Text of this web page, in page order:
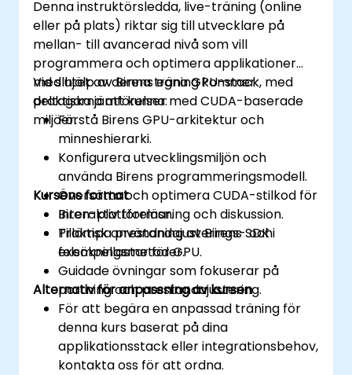
Denna instruktörsledda, live-träning (online
eller på plats) riktar sig till utvecklare på
mellan- till avancerad nivå som vill
programmera och optimera applikationer
med hjälp av Birens egna GPU-stack, med
praktiska jämförelser med CUDA-baserade
miljöer.
Vid slutet av denna träning kommer
deltagarna att kunna:
Förstå Birens GPU-arkitektur och
minneshierarki.
Konfigurera utvecklingsmiljön och
använda Birens programmeringsmodell.
Översätta och optimera CUDA-stilkod för
Biren-plattformar.
Tillämpa prestandajusterings- och
felsökningsmetoder.
Kursens format
Interaktiv föreläsning och diskussion.
Praktisk användning av Birens SDK i
exempellastar för GPU.
Guidade övningar som fokuserar på
portning och prestandajustering.
Alternativ för anpassning av kursen
För att begära en anpassad träning för
denna kurs baserat på dina
applikationsstack eller integrationsbehov,
kontakta oss för att ordna.